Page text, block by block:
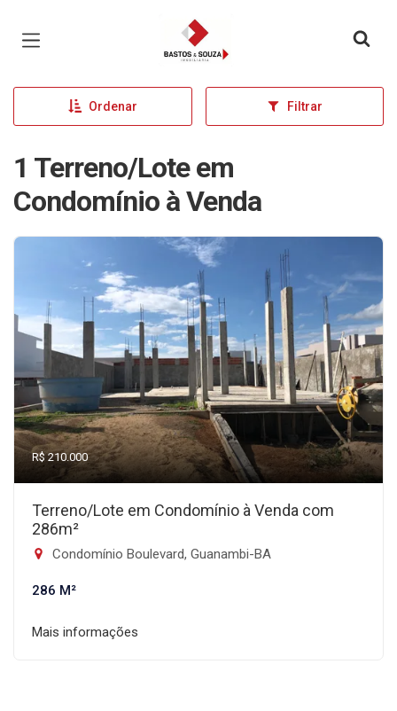
Página inicial
Ordenar Filtrar
1 Terreno/Lote em
Condomínio à Venda
R$ 210.000
Terreno/Lote em Condomínio à Venda com
286m²
Condomínio Boulevard, Guanambi-BA
286 M²
Mais informações